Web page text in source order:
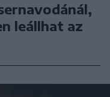
leállhat az